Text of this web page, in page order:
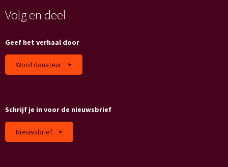
Volg en deel
Geef het verhaal door
Word donateur
Schrijf je in voor de nieuwsbrief
Nieuwsbrief